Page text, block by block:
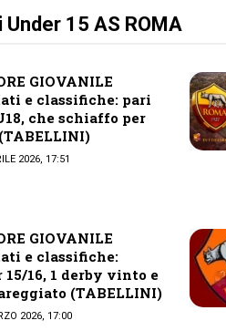
15 AS ROMA
GIOVANILE
e classifiche: pari
che schiaffo per
2026, 17:51
GIOVANILE
e classifiche:
15/16, 1 derby vinto e
(TABELLINI)
2026, 17:00